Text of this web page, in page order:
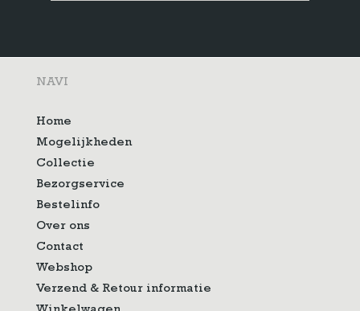
NAVI
Home
Mogelijkheden
Collectie
Bezorgservice
Bestelinfo
Over ons
Contact
Webshop
Verzend & Retour informatie